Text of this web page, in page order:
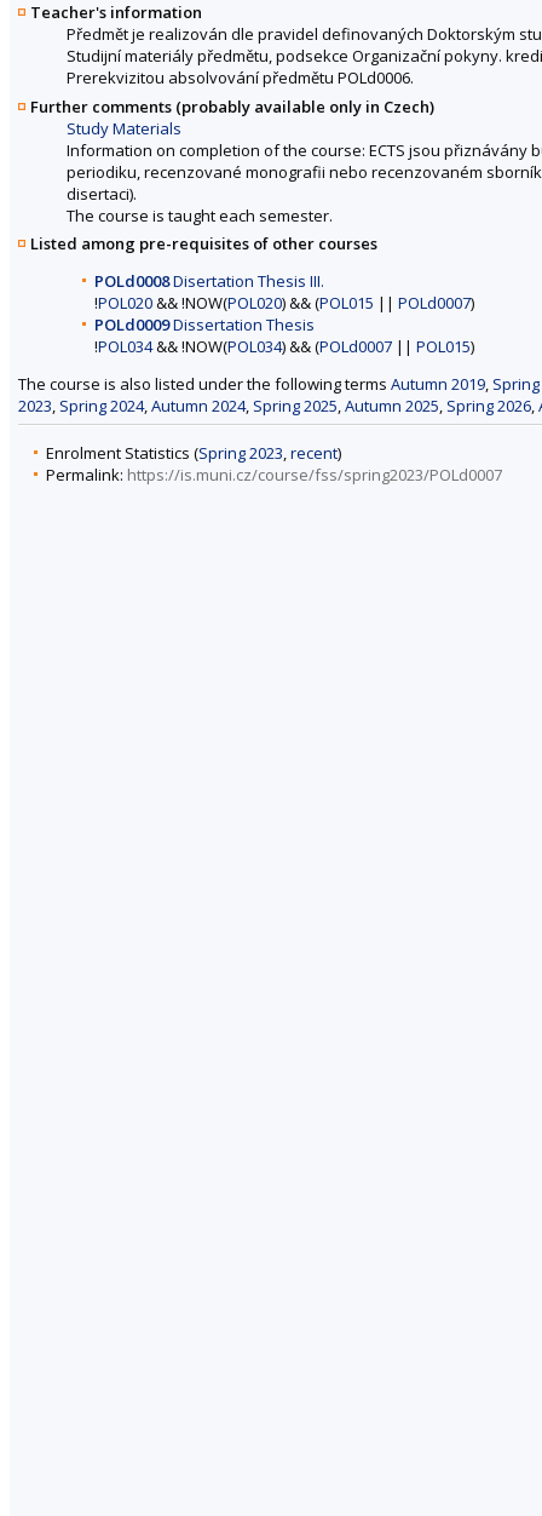
Teacher's information
Předmět je realizován dle pravidel definovaných Doktorským
Studijní materiály předmětu, podsekce Organizační pokyny.
Prerekvizitou absolvování předmětu POLd0006.
Further comments (probably available only in Czech)
Study Materials
Information on completion of the course: ECTS jsou
periodiku, recenzované monografii nebo recenzovaném
disertaci).
The course is taught each semester.
Listed among pre-requisites of other courses
POLd0008Disertation Thesis III.
!POL020&& !NOW(POL020) && (POL015 || POLd0007)
POLd0009Dissertation Thesis
!POL034&& !NOW(POL034) && (POLd0007 || POL015)
The course is also listed under the following terms Autumn 2019,
2023, Spring 2024,Autumn 2024, Spring 2025,Autumn 2025, Spring 2026,
Enrolment Statistics (Spring 2023,recent)
Permalink: https://is.muni.cz/course/fss/spring2023/POLd0007